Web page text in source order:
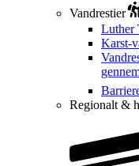
Vandrestier
Luther
Karst-
Regionalt &